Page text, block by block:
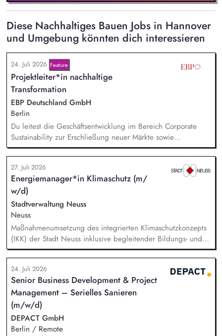
Diese Nachhaltiges Bauen Jobs in Hannover
und Umgebung könnten dich interessieren
24. Juli 2026 Feature
Projektleiter*in nachhaltige
Transformation
EBP Deutschland GmbH
Berlin
Du leitest die Geschäftsentwicklung im Bereich Corporate
Sustainability zur Erschließung neuer Märkte sowie
Entwicklung von Geschäftsmodellen. Dabei arbeitest du eng
mit einem bestehenden Team zusammen und entwickelst
dieses gemeinsam mit erfahrenen Projektleiter*innen weiter.
Zu Deinen Aufgaben gehören vor allem:
Strategieentwicklung: Entwurf und Umsetzung von
Wachstumsstrategie und Geschäftsmodellen, Trendanalysen:
Frühzeitige Identifikation von Branchen- und
Regulatoriktrends, Partnermanagement: Aufbau von
strategischen Partnerschaften, Kooperationen und
Netzwerken, Akquisition von Aufträgen, Neukunden und
Projekten.
27. Juli 2026
Energiemanager*in Klimaschutz (m/
w/d)
Stadtverwaltung Neuss
Neuss
Maßnahmenumsetzung des integrierten Klimaschutzkonzepts
(IKK) der Stadt Neuss inklusive begleitender Bildungs- und
Öffentlichkeitsarbeit sowie Fortschreibung des IKK.
Monitoring und Berichterstattung zu den ca. 60 städtischen
PV-Anlagen sowie Planung weiterer Anlageninstallationen.
Prüfung, Planung und Umsetzung von Modellen zu Energy-
Sharing und/oder Strombilanzkreismodellen. Eigenständige
Fördermittelakquise und Durchführung von Förderprojekten
in den Bereichen regenerative Energien sowie
energiesparendes Bauen und Sanieren.
24. Juli 2026
Senior Business Development & Project
Management – Serielles Sanieren
(m/w/d)
DEPACT GmbH
Berlin / Remote